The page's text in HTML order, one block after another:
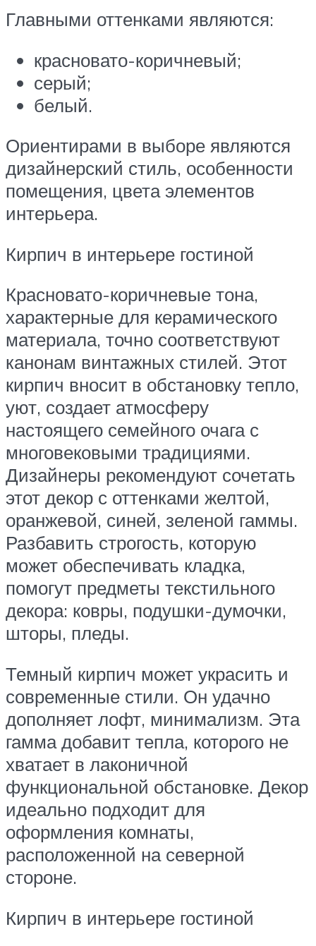
Главными оттенками являются:
красновато-коричневый;
серый;
белый.
Ориентирами в выборе являются
дизайнерский стиль, особенности
помещения, цвета элементов
интерьера.
Кирпич в интерьере гостиной
Красновато-коричневые тона,
характерные для керамического
материала, точно соответствуют
канонам винтажных стилей. Этот
кирпич вносит в обстановку тепло,
уют, создает атмосферу
настоящего семейного очага с
многовековыми традициями.
Дизайнеры рекомендуют сочетать
этот декор с оттенками желтой,
оранжевой, синей, зеленой гаммы.
Разбавить строгость, которую
может обеспечивать кладка,
помогут предметы текстильного
декора: ковры, подушки-думочки,
шторы, пледы.
Темный кирпич может украсить и
современные стили. Он удачно
дополняет лофт, минимализм. Эта
гамма добавит тепла, которого не
хватает в лаконичной
функциональной обстановке. Декор
идеально подходит для
оформления комнаты,
расположенной на северной
стороне.
Кирпич в интерьере гостиной